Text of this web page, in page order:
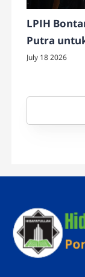
LPIH
Putra
Karakter
July 18 2026